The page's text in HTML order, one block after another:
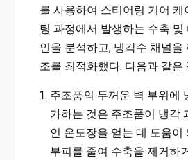
를 사용하여 스티어링 기어 케
팅 과정에서 발생하는 수축 및
인을 분석하고, 냉각수 채널을
조를 최적화했다. 다음과 같은
주조품의 두꺼운 벽 부위에
가하는 것은 주조품이 냉각
인 온도장을 얻는 데 도움이
부피를 줄여 수축을 제거하